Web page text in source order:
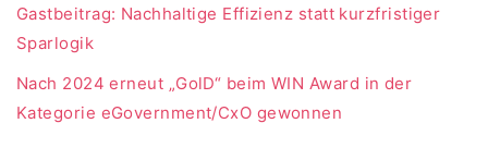
Gastbeitrag: Nachhaltige Effizienz statt kurzfristiger
Sparlogik
Nach 2024 erneut „GolD“ beim WIN Award in der
Kategorie eGovernment/CxO gewonnen